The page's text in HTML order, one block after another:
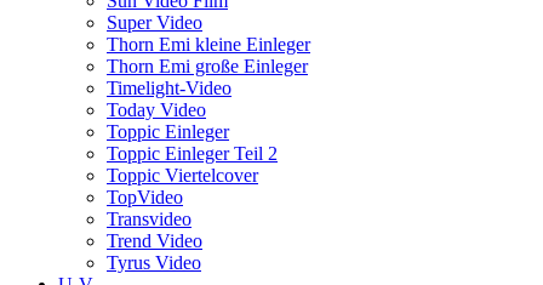
Super Video
Thorn Emi kleine Einleger
Thorn Emi große Einleger
Timelight-Video
Today Video
Toppic Einleger
Toppic Einleger Teil 2
Toppic Viertelcover
TopVideo
Transvideo
Trend Video
Tyrus Video